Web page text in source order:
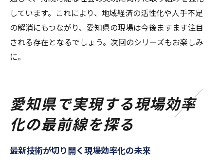
しています。これにより、地域経済の活性化や人手不足
の解消にもつながり、愛知県の現場は今後ますます注目
される存在となるでしょう。次回のシリーズもお楽しみ
に。
愛知県で実現する現場効率
化の最前線を探る
最新技術が切り開く現場効率化の未来